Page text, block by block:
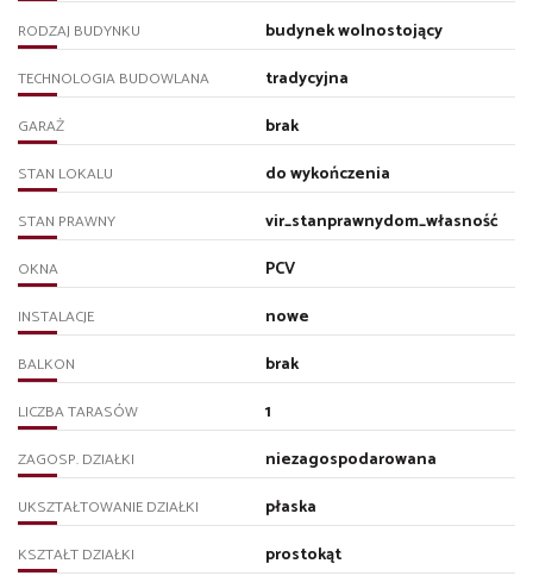
RODZAJ BUDYNKU budynek wolnostojący
TECHNOLOGIA BUDOWLANA tradycyjna
GARAŻ brak
STAN LOKALU do wykończenia
STAN PRAWNY vir_stanprawnydom_własność
OKNA PCV
INSTALACJE nowe
BALKON brak
LICZBA TARASÓW 1
ZAGOSP. DZIAŁKI niezagospodarowana
UKSZTAŁTOWANIE DZIAŁKI płaska
KSZTAŁT DZIAŁKI prostokąt